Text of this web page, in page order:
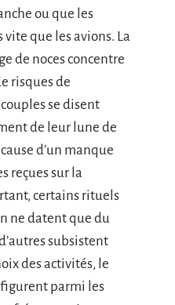
ou que les
que les avions. La
de noces concentre
risques de
se disent
de leur lune de
d’un manque
reçues sur la
certains rituels
ne datent que du
subsistent
des activités, le
parmi les